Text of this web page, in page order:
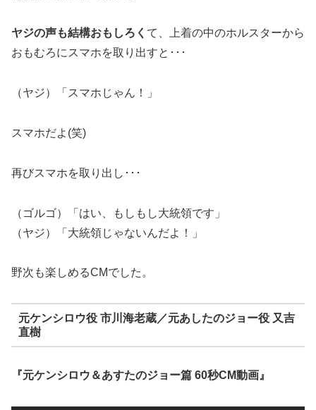
ヤジの声も結構おもしろく て、上着の中のホルスターから
おもむろにスマホを取り出すと･･･
（ヤジ）「スマホじゃん！」
スマホだよ(笑)
再びスマホを取り出し･･･
（ゴルゴ）「はい、もしもし大統領です」
（ヤジ）「大統領じゃないんだよ！」
野次も楽しめるCMでした。
元ケンシロウ役 市川海老蔵／元あしたのジョー役 又吉
直樹
『元ケンシロウ＆あすたのジョー篇 60秒CM動画』